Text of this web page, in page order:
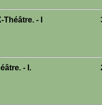
Théâtre. - I
- I.